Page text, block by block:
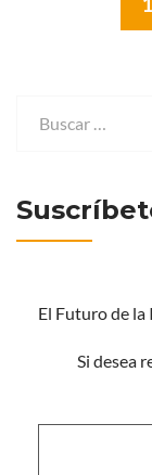
El Futuro de
Si desea